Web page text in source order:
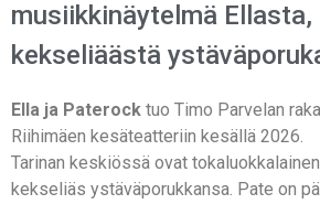
musiikkinäytelmä
kekseliäästä
Ella ja Paterock tuo Timo Parvelan
Riihimäen kesäteatteriin kesällä 2026.
Tarinan keskiössä ovat
kekseliäs ystäväporukkansa. Pate on